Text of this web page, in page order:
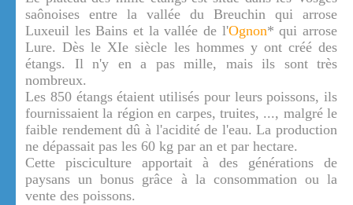
saônoises entre la vallée du Breuchin qui arrose
Luxeuil les Bains et la vallée de l'Ognon* qui arrose
Lure. Dès le XIe siècle les hommes y ont créé des
étangs. Il n'y en a pas mille, mais ils sont très
nombreux.
Les 850 étangs étaient utilisés pour leurs poissons, ils
fournissaient la région en carpes, truites, ..., malgré le
faible rendement dû à l'acidité de l'eau. La production
ne dépassait pas les 60 kg par an et par hectare.
Cette pisciculture apportait à des générations de
paysans un bonus grâce à la consommation ou la
vente des poissons.